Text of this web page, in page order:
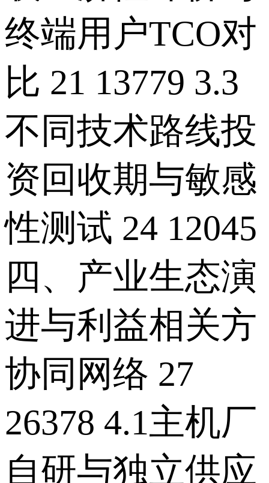
终端用户TCO对
比 21 13779 3.3
不同技术路线投
资回收期与敏感
性测试 24 12045
四、产业生态演
进与利益相关方
协同网络 27
26378 4.1主机厂
自研与独立供应